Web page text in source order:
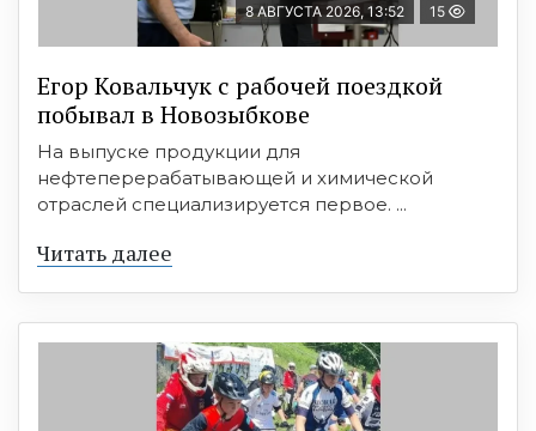
8 АВГУСТА 2026, 13:52 15
Егор Ковальчук с рабочей поездкой
побывал в Новозыбкове
На выпуске продукции для
нефтеперерабатывающей и химической
отраслей специализируется первое. ...
Читать далее